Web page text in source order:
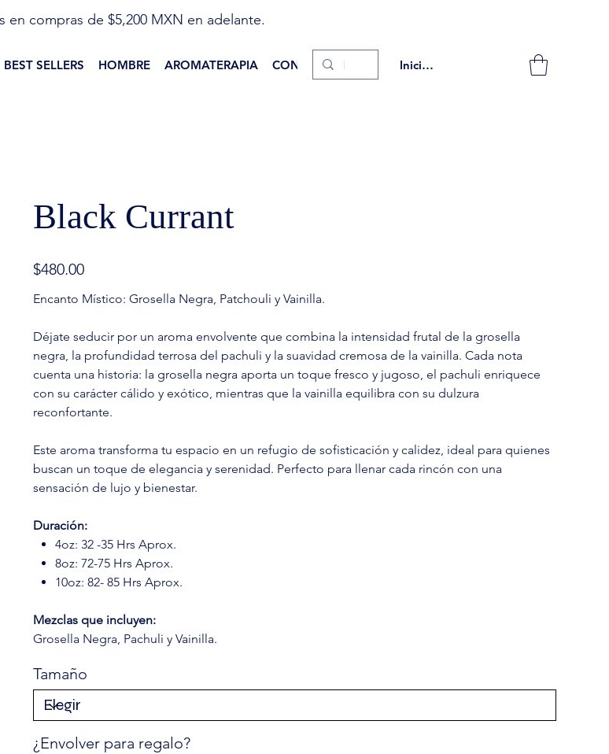
en compras de $5,200 MXN en adelante.
BEST SELLERS HOMBRE AROMATERAPIA CONTACTO Iniciar sesión
Black Currant
Precio
$480.00
Encanto Místico: Grosella Negra, Patchouli y Vainilla.
Déjate seducir por un aroma envolvente que combina la intensidad frutal de la grosella
negra, la profundidad terrosa del pachuli y la suavidad cremosa de la vainilla. Cada nota
cuenta una historia: la grosella negra aporta un toque fresco y jugoso, el pachuli enriquece
con su carácter cálido y exótico, mientras que la vainilla equilibra con su dulzura
reconfortante.
Este aroma transforma tu espacio en un refugio de sofisticación y calidez, ideal para quienes
buscan un toque de elegancia y serenidad. Perfecto para llenar cada rincón con una
sensación de lujo y bienestar.
Duración:
4oz: 32 -35 Hrs Aprox.
8oz: 72-75 Hrs Aprox.
10oz: 82- 85 Hrs Aprox.
Mezclas que incluyen:
Grosella Negra, Pachuli y Vainilla.
Tamaño
¿Envolver para regalo?